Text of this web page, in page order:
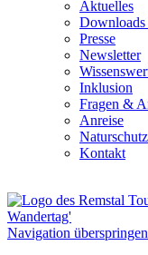
Aktuelles
Presse
Newsletter
Inklusion
Fragen &
Anreise
Naturschutz
Kontakt
Navigation überspringen